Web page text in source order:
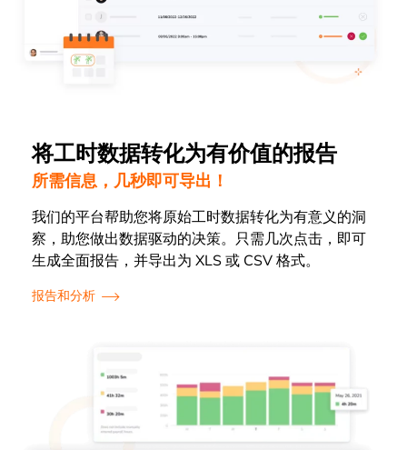
将工时数据转化为有价值的报告
所需信息，几秒即可导出！
我们的平台帮助您将原始工时数据转化为有意义的洞
察，助您做出数据驱动的决策。只需几次点击，即可
生成全面报告，并导出为 XLS 或 CSV 格式。
报告和分析